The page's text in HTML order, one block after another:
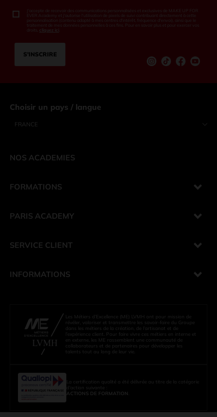
J'accepte de recevoir des communications personnalisées et exclusives de MAKE UP FOR
EVER Academy et j'autorise l'utilisation de pixels de suivi contribuant directement à cette
personnalisation (contenu adapté à mes centres d'intérêt, fréquence d'envoi), ainsi que le
traitement de mes données personnelles à ces fins. Pour en savoir plus et pour exercer vos
droits, cliquez ici
S’INSCRIRE
Choisir un pays / langue
FRANCE
NOS ACADEMIES
FORMATIONS
PARIS ACADEMY
SERVICE CLIENT
INFORMATIONS
Les Métiers d’Excellence (ME) LVMH ont pour mission de
révéler, valoriser et transmettre les savoir-faire du Groupe
dans les métiers de la création, de l’artisanat et de
l’expérience client. Pour faire vivre ces métiers en interne et
en externe, les ME rassemblent une communauté de
collaborateurs et de partenaires pour développer les
talents tout au long de leur vie.
La certification qualité a été délivrée au titre de la catégorie
d’action suivante :
ACTIONS DE FORMATION